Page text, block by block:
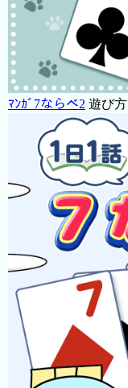
ﾏﾝｶﾞ7ならべ2 遊び方